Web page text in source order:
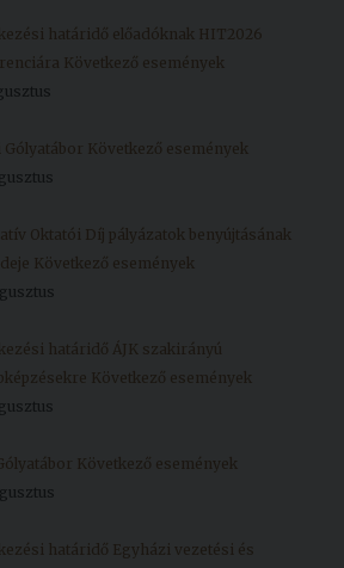
határidő előadóknak HIT2026
Következő események
Gólyatábor Következő események
Oktatói Díj pályázatok benyújtásának
Következő események
határidő ÁJK szakirányú
Következő események
Következő események
határidő Egyházi vezetési és